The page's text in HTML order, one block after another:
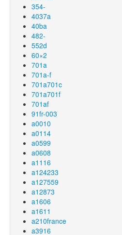
354-
4037a
40ba
482-
552d
60×2
701a
701a-f
701a701c
701a701f
701af
91fr-003
a0010
a0114
a0599
a0608
a1116
a124233
a127559
a12873
a1606
a1611
a210france
a3916